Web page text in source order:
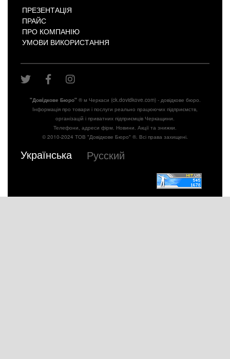
ПРЕЗЕНТАЦІЯ
ПРАЙС
ПРО КОМПАНІЮ
УМОВИ ВИКОРИСТАННЯ
"Довiдкове Бюро"® м Черкаси (ck.dovidkove.com) - довідкове бюро.
Інформація про товари і послуги реально працюючих підприємств,
організацій і приватних підприємців Черкащини.
Телефони, адреси фірм. Новини. Акції та знижки.
© 2010-2024 ТОВ "Довідкове Бюро" ®. Всі права захищені.
Українська Русский